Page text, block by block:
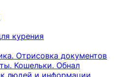
курения
Отрисовка документов
Кошельки. Обнал
людей и информации